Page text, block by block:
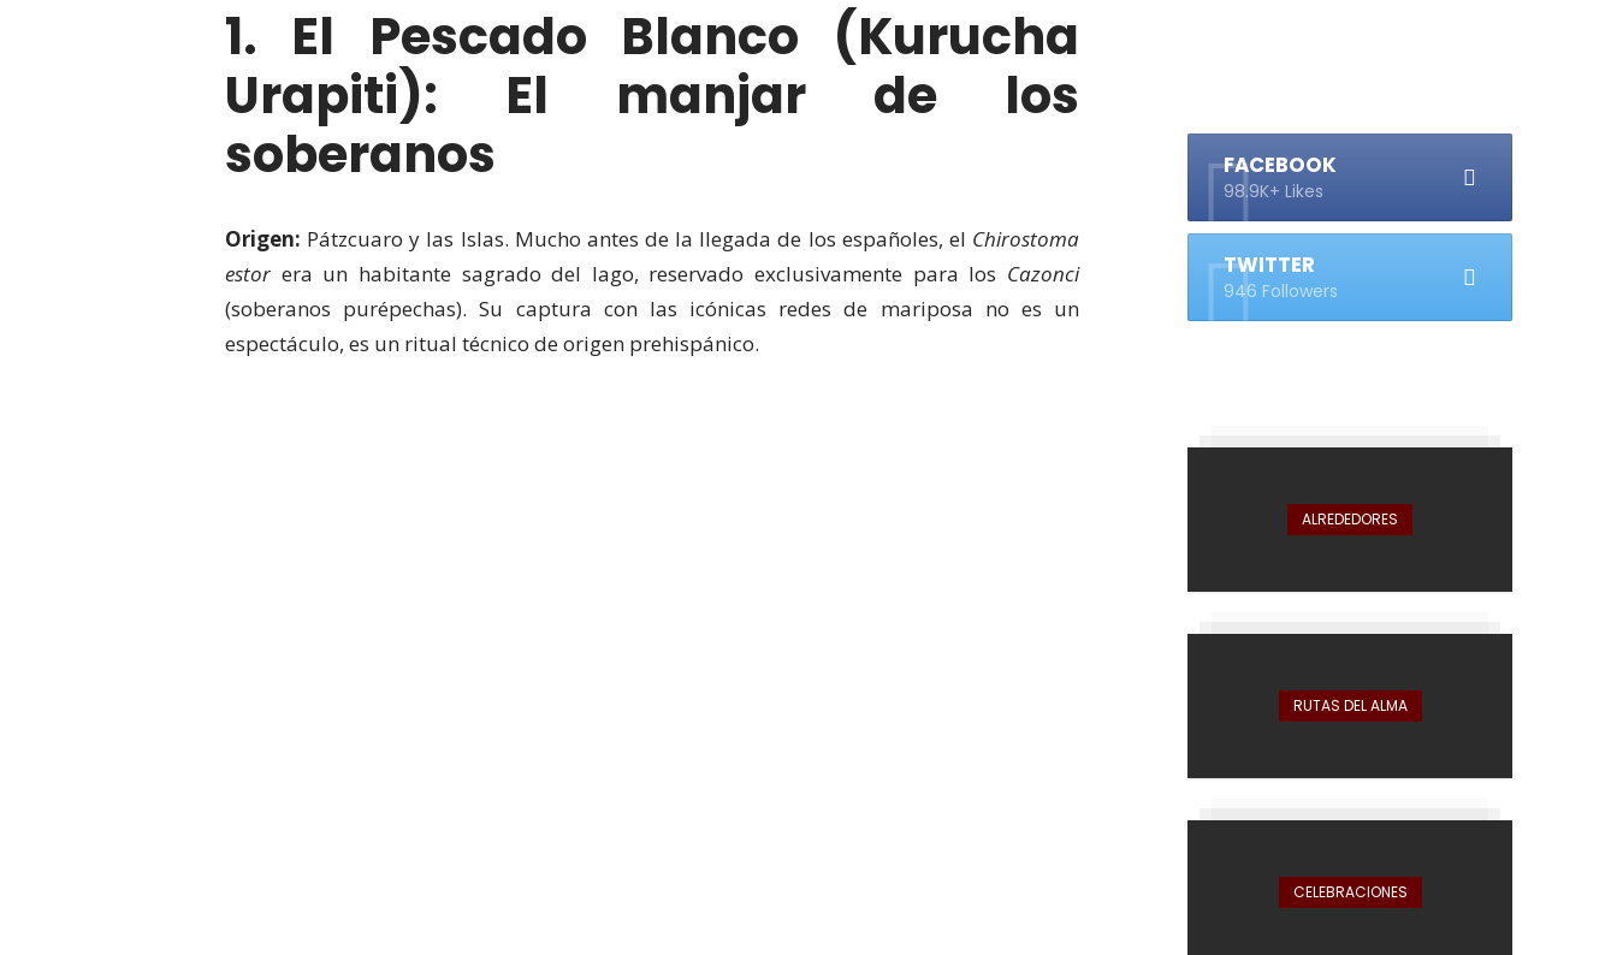
1. El Pescado Blanco (Kurucha
Urapiti): El manjar de los
soberanos
Origen: Pátzcuaro y las Islas. Mucho antes de la llegada de los españoles, el Chirostoma
estor era un habitante sagrado del lago, reservado exclusivamente para los Cazonci
(soberanos purépechas). Su captura con las icónicas redes de mariposa no es un
espectáculo, es un ritual técnico de origen prehispánico.
FACEBOOK
98.9K+ Likes
TWITTER
946 Followers
ALREDEDORES
RUTAS DEL ALMA
CELEBRACIONES